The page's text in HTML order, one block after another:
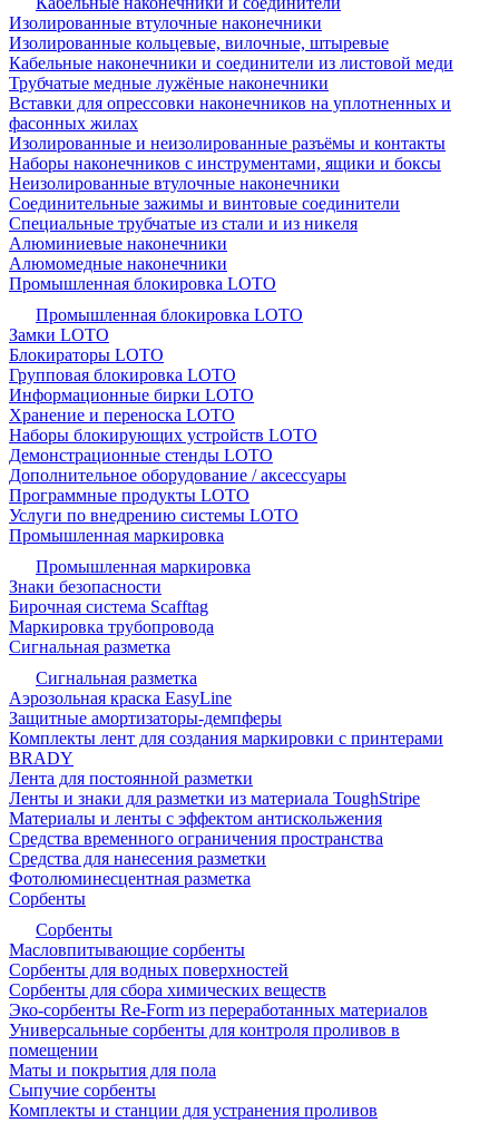
Изолированные втулочные наконечники
Изолированные кольцевые, вилочные, штыревые
Кабельные наконечники и соединители из листовой меди
Трубчатые медные лужёные наконечники
Вставки для опрессовки наконечников на уплотненных и
фасонных жилах
Изолированные и неизолированные разъёмы и контакты
Наборы наконечников с инструментами, ящики и боксы
Неизолированные втулочные наконечники
Соединительные зажимы и винтовые соединители
Специальные трубчатые из стали и из никеля
Алюминиевые наконечники
Алюмомедные наконечники
Промышленная блокировка LOTO
Промышленная блокировка LOTO
Замки LOTO
Блокираторы LOTO
Групповая блокировка LOTO
Информационные бирки LOTO
Хранение и переноска LOTO
Наборы блокирующих устройств LOTO
Демонстрационные стенды LOTO
Дополнительное оборудование / аксессуары
Программные продукты LOTO
Услуги по внедрению системы LOTO
Промышленная маркировка
Промышленная маркировка
Знаки безопасности
Бирочная система Scafftag
Маркировка трубопровода
Сигнальная разметка
Сигнальная разметка
Аэрозольная краска EasyLine
Защитные амортизаторы-демпферы
Комплекты лент для создания маркировки с принтерами
BRADY
Лента для постоянной разметки
Ленты и знаки для разметки из материала ToughStripe
Материалы и ленты с эффектом антискольжения
Средства временного ограничения пространства
Средства для нанесения разметки
Фотолюминесцентная разметка
Сорбенты
Сорбенты
Масловпитывающие сорбенты
Сорбенты для водных поверхностей
Сорбенты для сбора химических веществ
Эко-сорбенты Re-Form из переработанных материалов
Универсальные сорбенты для контроля проливов в
помещении
Маты и покрытия для пола
Сыпучие сорбенты
Комплекты и станции для устранения проливов